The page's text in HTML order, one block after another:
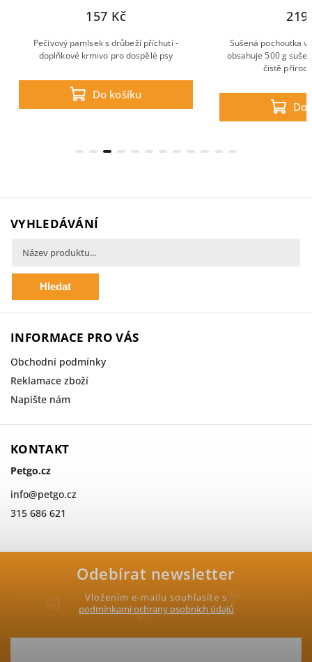
157 Kč
Do košíku
Pečivový pamlsek s drůbeží příchutí -
doplňkové krmivo pro dospělé psy
219
Do
Sušená pochoutka v
obsahuje 500 g
čistě
Odebírat newsletter
Vložením e-mailu souhlasíte s
podmínkami ochrany osobních údajů
VYHLEDÁVÁNÍ
Hledat
INFORMACE PRO VÁS
Obchodní podmínky
Reklamace zboží
Napište nám
KONTAKT
Petgo.cz
info@petgo.cz
315 686 621